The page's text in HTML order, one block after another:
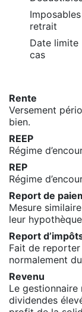
retrait
Date
cas
Rente
Versement
bien.
REEP
Régime
REP
Régime
Report de
Mesure
leur
Report
Fait de
normalement
Revenu
Le
dividendes